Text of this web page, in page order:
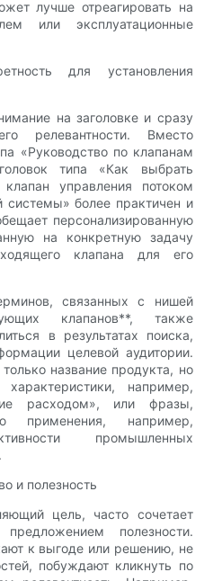
лучше отреагировать на
или эксплуатационные
для установления
на заголовке и сразу
релевантности. Вместо
«Руководство по клапанам
типа «Как выбрать
управления потоком
системы» более практичен и
персонализированную
на конкретную задачу
клапана для его
связанных с нишей
клапанов**, также
в результатах поиска,
целевой аудитории.
название продукта, но
например,
расходом», или фразы,
применения, например,
промышленных
и полезность
цель, часто сочетает
полезности.
к выгоде или решению, не
побуждают кликнуть по